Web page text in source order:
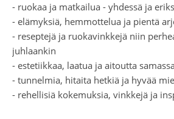
- ruokaa ja matkailua - yhdessä ja
- elämyksiä, hemmottelua ja pientä
- reseptejä ja ruokavinkkejä niin
juhlaankin
- estetiikkaa, laatua ja aitoutta
- tunnelmia, hitaita hetkiä ja hyvää
- rehellisiä kokemuksia, vinkkejä ja